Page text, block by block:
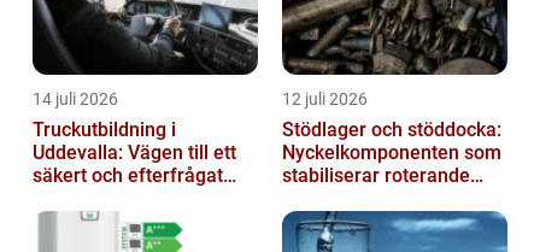
14 juli 2026
Truckutbildning i
Uddevalla: Vägen till ett
säkert och efterfrågat
12 juli 2026
Stödlager och stöddocka:
Nyckelkomponenten som
stabiliserar roterande